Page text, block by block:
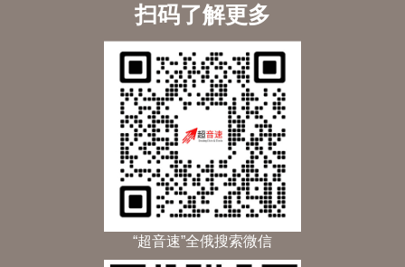
扫码了解更多
“超音速”全俄搜索微信